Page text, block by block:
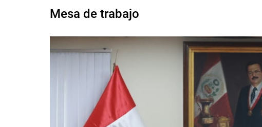
Mesa de trabajo